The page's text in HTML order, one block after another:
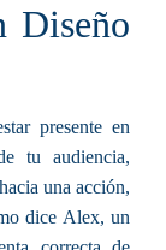
Diseño
presente en
tu audiencia,
una acción,
dice Alex, un